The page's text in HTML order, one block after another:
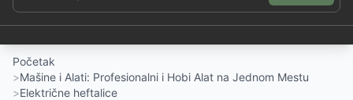
Početak
>Mašine i Alati: Profesionalni i Hobi Alat na Jednom Mestu
>Električne heftalice